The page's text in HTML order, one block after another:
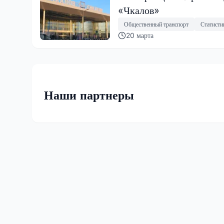
«Чкалов»
Общественный транспорт
20 марта
Наши партнеры